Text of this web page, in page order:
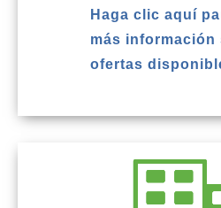
Haga clic aquí
más información
ofertas